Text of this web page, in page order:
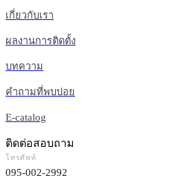
เกี่ยวกับเรา
ผลงานการติดตั้ง
บทความ
คำถามที่พบบ่อย
E-catalog
ติดต่อสอบถาม
โทรศัพท์
095-002-2992